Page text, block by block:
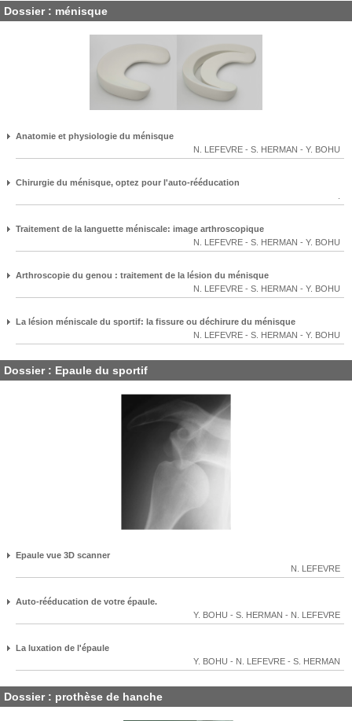
Dossier : ménisque
Anatomie et physiologie du ménisque
N. LEFEVRE - S. HERMAN - Y. BOHU
Chirurgie du ménisque, optez pour l'auto-rééducation
Traitement de la languette méniscale: image arthroscopique
N. LEFEVRE - S. HERMAN - Y. BOHU
Arthroscopie du genou : traitement de la lésion du ménisque
N. LEFEVRE - S. HERMAN - Y. BOHU
La lésion méniscale du sportif: la fissure ou déchirure du ménisque
N. LEFEVRE - S. HERMAN - Y. BOHU
Dossier : Epaule du sportif
Epaule vue 3D scanner
N. LEFEVRE
Auto-rééducation de votre épaule.
Y. BOHU - S. HERMAN - N. LEFEVRE
La luxation de l'épaule
Y. BOHU - N. LEFEVRE - S. HERMAN
Dossier : prothèse de hanche